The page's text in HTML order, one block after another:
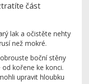
část
lak a očistěte nehty
než mokré.
boční stěny
kořene ke konci.
upravit hloubku